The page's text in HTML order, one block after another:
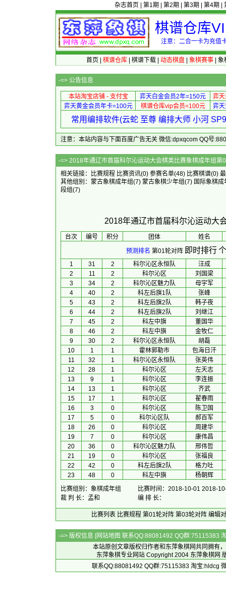
杂志首页 第1期 第2期 第3期 第4期
棋谱仓库
注意：二合一卡为充值
首页 棋谱仓库| 棋谱下载| 动态棋盘| 象棋赛事| 象
-=> 公告信息
本站淘宝店铺 - 支付宝 弈天白金会员2年=150元
弈
弈天黄金会员年卡=100元
棋谱仓库vip会员=100元 弈
常用编排软件(云蛇 至尊 编排大师 小河
注意：本站内容与下面百度广告无关 微信:dpxqcom QQ号
-=> 2018年通辽市首届科尔沁运动大会棋类比
相关链接：
比赛规程 比赛资讯(0) 参赛名单(48) 比赛棋谱(0)
其他组别： 蒙古象棋成年组(7) 蒙古象棋少年组(7) 国际象棋成
段组(7)
2018年通辽市首届科尔沁运动大
台次 编号 积分 团体
姓名
预测排名 第01轮对阵 即时排行
1 31 2 科尔沁区永恒队
汪成
2
11 2 科尔沁区
刘国梁
3
34 2 科尔沁区魅力队
母宇军
4
40 2 科左后旗1队
张峰
5
43 2 科左后旗2队
韩子夜
6
44 2 科左后旗2队
刘继江
7
45 2 科左中旗
董国华
8
46 2 科左中旗
金牧仁
9
30 2 科尔沁区永恒队
胡磊
10
1 1 霍林郭勒市
包海日汗
11
32 1 科尔沁区永恒队
张英伟
12
28 1 科尔沁区
左天志
13
9 1 科尔沁区
李连振
14
13 1 科尔沁区
齐武
15
17 1 科尔沁区
翟春雨
16
3 0 科尔沁区
陈卫国
17
5 0 科尔沁区队
郝百军
18
26 0 科尔沁区
周建华
19
7 0 科尔沁区
康伟昌
20
36 0 科尔沁区魅力队
邢伟哲
21
19 0 科尔沁区
张福良
22
42 0 科左后旗2队
格力吐
23
48 0 科左中旗
杨朝辉
比赛组别：象棋成年组
比赛时间：2018-10-01 2018-
裁 判 长：孟和
编 排 长：
比赛列表 比赛规程 第01轮对阵 第03轮对阵 编辑
-=> 版权信息 [网站地图 联系QQ:88081492 QQ群:75115383
本站原创文章版权归作者和 东萍象棋网共同拥有
东萍象棋专业网站 Copyright 2004 东萍象棋网
联系QQ:88081492 QQ群:75115383 淘宝:hldcg